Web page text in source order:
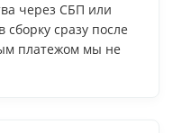
через СБП или
сразу после
платежом мы не